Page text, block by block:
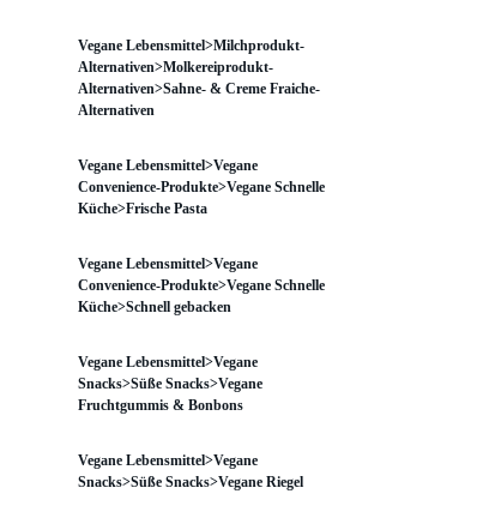
Vegane Lebensmittel>Milchprodukt-
Alternativen>Molkereiprodukt-
Alternativen>Sahne- & Creme Fraiche-
Alternativen
Vegane Lebensmittel>Vegane
Convenience-Produkte>Vegane Schnelle
Küche>Frische Pasta
Vegane Lebensmittel>Vegane
Convenience-Produkte>Vegane Schnelle
Küche>Schnell gebacken
Vegane Lebensmittel>Vegane
Snacks>Süße Snacks>Vegane
Fruchtgummis & Bonbons
Vegane Lebensmittel>Vegane
Snacks>Süße Snacks>Vegane Riegel